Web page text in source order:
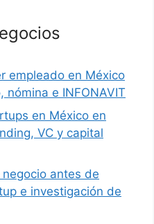
empleado en México
nómina e INFONAVIT
en México en
VC y capital
antes de
e investigación de